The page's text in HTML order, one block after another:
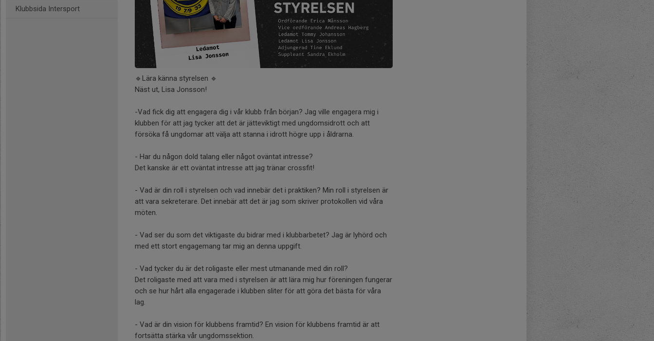
Klubbsida Intersport
🔹Lära känna styrelsen 🔹
Näst ut, Lisa Jonsson!
-Vad fick dig att engagera dig i vår klubb från början? Jag ville engagera mig i
klubben för att jag tycker att det är jätteviktigt med ungdomsidrott och att
försöka få ungdomar att välja att stanna i idrott högre upp i åldrarna.
- Har du någon dold talang eller något oväntat intresse?
Det kanske är ett oväntat intresse att jag tränar crossfit!
- Vad är din roll i styrelsen och vad innebär det i praktiken? Min roll i styrelsen är
att vara sekreterare. Det innebär att det är jag som skriver protokollen vid våra
möten.
- Vad ser du som det viktigaste du bidrar med i klubbarbetet? Jag är lyhörd och
med ett stort engagemang tar mig an denna uppgift.
- Vad tycker du är det roligaste eller mest utmanande med din roll?
Det roligaste med att vara med i styrelsen är att lära mig hur föreningen fungerar
och se hur hårt alla engagerade i klubben sliter för att göra det bästa för våra
lag.
- Vad är din vision för klubbens framtid? En vision för klubbens framtid är att
fortsätta stärka vår ungdomssektion.